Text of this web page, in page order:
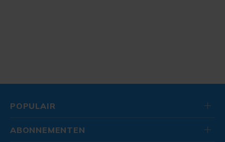
POPULAIR
ABONNEMENTEN